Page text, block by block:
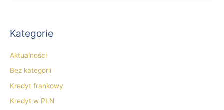
Kategorie
Aktualności
Bez kategorii
Kredyt frankowy
Kredyt w PLN